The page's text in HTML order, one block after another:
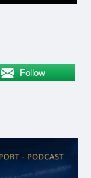
Follow